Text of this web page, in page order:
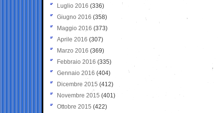
Luglio 2016 (336)
Giugno 2016 (358)
Maggio 2016 (373)
Aprile 2016 (307)
Marzo 2016 (369)
Febbraio 2016 (335)
Gennaio 2016 (404)
Dicembre 2015 (412)
Novembre 2015 (401)
Ottobre 2015 (422)